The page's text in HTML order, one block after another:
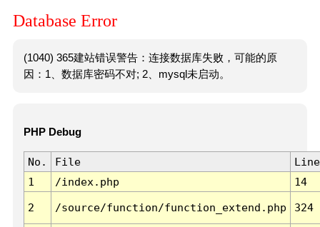
Database Error
(1040) 365建站错误警告：连接数据库失败，可能的原
因：1、数据库密码不对; 2、mysql未启动。
PHP Debug
No. File
Line
1
/index.php 14
2 /source/function/function_extend.php 324